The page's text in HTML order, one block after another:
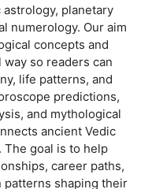
planetary
numerology. Our aim
concepts and
so readers can
life patterns, and
predictions,
and mythological
ancient Vedic
goal is to help
career paths,
shaping their